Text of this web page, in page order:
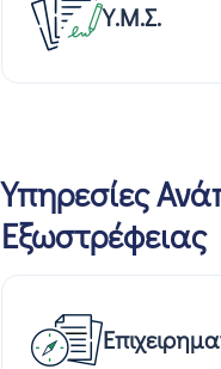
Υ.Μ.Σ.
Υπηρεσίες
Εξωστρέφειας